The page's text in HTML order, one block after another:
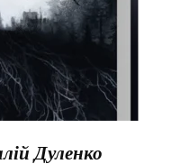
Дуленко